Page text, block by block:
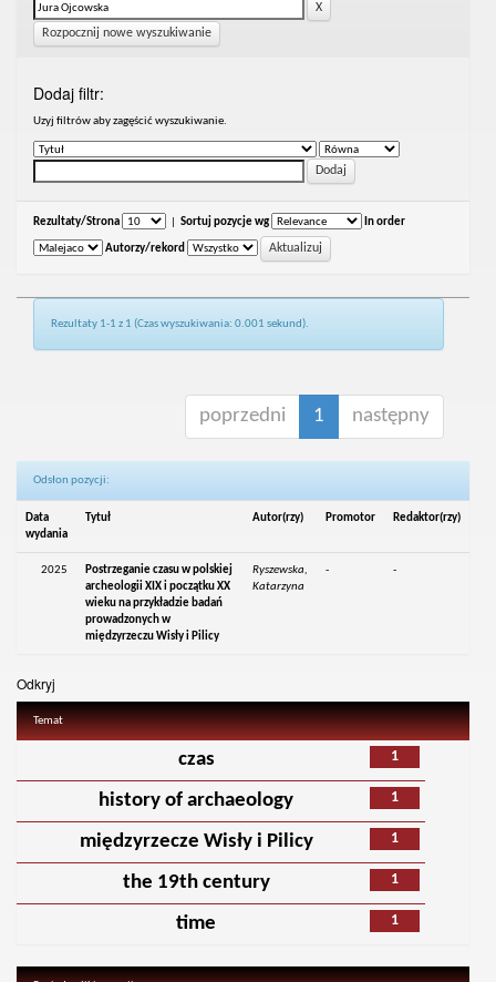
Rozpocznij nowe wyszukiwanie
Dodaj filtr:
Uzyj filtrów aby zagęścić wyszukiwanie.
Rezultaty/Strona Sortuj pozycje wg In order
Autorzy/rekord
Rezultaty 1-1 z 1 (Czas wyszukiwania: 0.001 sekund).
poprzedni 1 następny
Odsłon pozycji:
Data
wydania
Tytuł Autor(rzy) Promotor Redaktor(rzy)
2025
Postrzeganie czasu w polskiej
archeologii XIX i początku XX
wieku na przykładzie badań
prowadzonych w
międzyrzeczu Wisły i Pilicy
Ryszewska,
Katarzyna
- -
Odkryj
Temat
1
czas
1
history of archaeology
1
międzyrzecze Wisły i Pilicy
1
the 19th century
1
time